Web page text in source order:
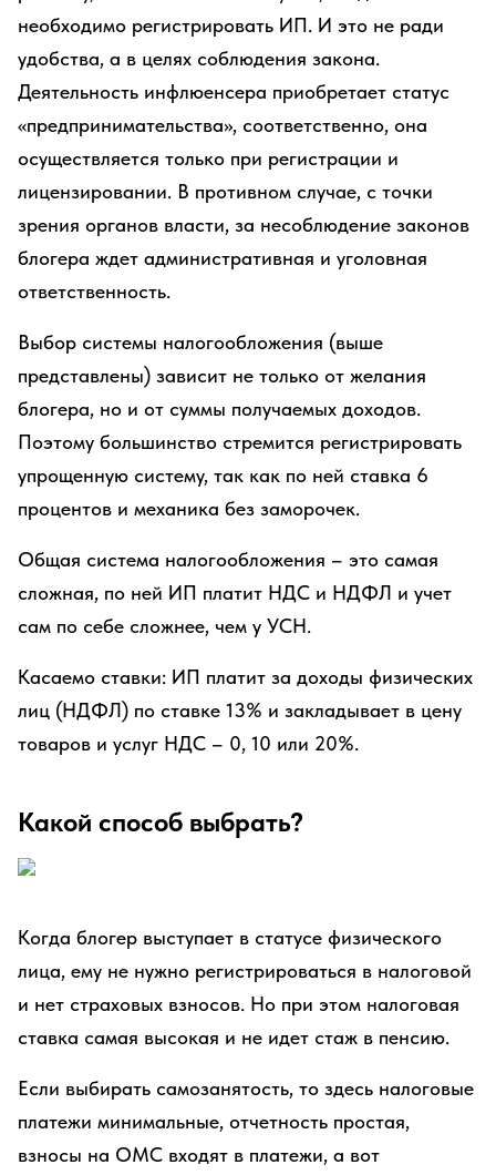
необходимо регистрировать ИП. И это не ради
удобства, а в целях соблюдения закона.
Деятельность инфлюенсера приобретает статус
«предпринимательства», соответственно, она
осуществляется только при регистрации и
лицензировании. В противном случае, с точки
зрения органов власти, за несоблюдение законов
блогера ждет административная и уголовная
ответственность.
Выбор системы налогообложения (выше
представлены) зависит не только от желания
блогера, но и от суммы получаемых доходов.
Поэтому большинство стремится регистрировать
упрощенную систему, так как по ней ставка 6
процентов и механика без заморочек.
Общая система налогообложения – это самая
сложная, по ней ИП платит НДС и НДФЛ и учет
сам по себе сложнее, чем у УСН.
Касаемо ставки: ИП платит за доходы физических
лиц (НДФЛ) по ставке 13% и закладывает в цену
товаров и услуг НДС – 0, 10 или 20%.
Какой способ выбрать?
Когда блогер выступает в статусе физического
лица, ему не нужно регистрироваться в налоговой
и нет страховых взносов. Но при этом налоговая
ставка самая высокая и не идет стаж в пенсию.
Если выбирать самозанятость, то здесь налоговые
платежи минимальные, отчетность простая,
взносы на ОМС входят в платежи, а вот